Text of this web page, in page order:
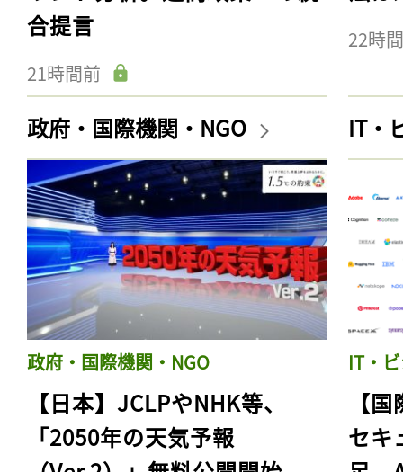
合提言
21時間前
22時
政府・国際機関・NGO
政府・国際機関・NGO
【日本】JCLPやNHK等、
「2050年の天気予報
IT・
IT・
【
セキ